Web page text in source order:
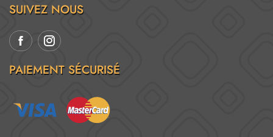
SUIVEZ NOUS
PAIEMENT SÉCURISÉ